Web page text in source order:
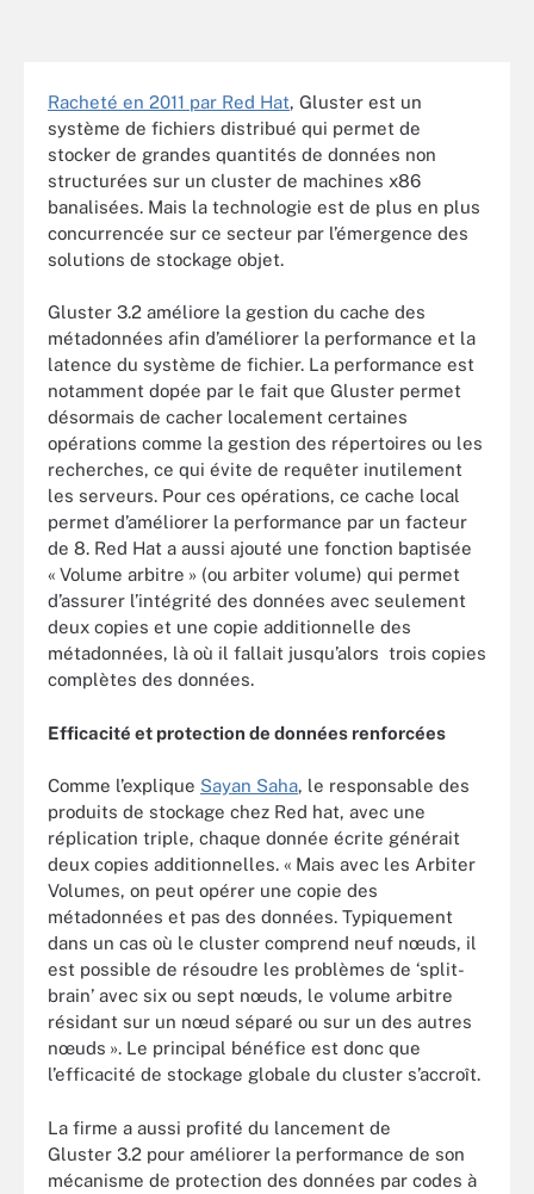
Racheté en 2011 par Red Hat, Gluster est un
système de fichiers distribué qui permet de
stocker de grandes quantités de données non
structurées sur un cluster de machines x86
banalisées. Mais la technologie est de plus en plus
concurrencée sur ce secteur par l’émergence des
solutions de stockage objet.
Gluster 3.2 améliore la gestion du cache des
métadonnées afin d’améliorer la performance et la
latence du système de fichier. La performance est
notamment dopée par le fait que Gluster permet
désormais de cacher localement certaines
opérations comme la gestion des répertoires ou les
recherches, ce qui évite de requêter inutilement
les serveurs. Pour ces opérations, ce cache local
permet d’améliorer la performance par un facteur
de 8. Red Hat a aussi ajouté une fonction baptisée
« Volume arbitre » (ou arbiter volume) qui permet
d’assurer l’intégrité des données avec seulement
deux copies et une copie additionnelle des
métadonnées, là où il fallait jusqu’alors trois copies
complètes des données.
Efficacité et protection de données renforcées
Comme l’explique Sayan Saha, le responsable des
produits de stockage chez Red hat, avec une
réplication triple, chaque donnée écrite générait
deux copies additionnelles. « Mais avec les Arbiter
Volumes, on peut opérer une copie des
métadonnées et pas des données. Typiquement
dans un cas où le cluster comprend neuf nœuds, il
est possible de résoudre les problèmes de ‘split-
brain’ avec six ou sept nœuds, le volume arbitre
résidant sur un nœud séparé ou sur un des autres
nœuds ». Le principal bénéfice est donc que
l’efficacité de stockage globale du cluster s’accroît.
La firme a aussi profité du lancement de
Gluster 3.2 pour améliorer la performance de son
mécanisme de protection des données par codes à